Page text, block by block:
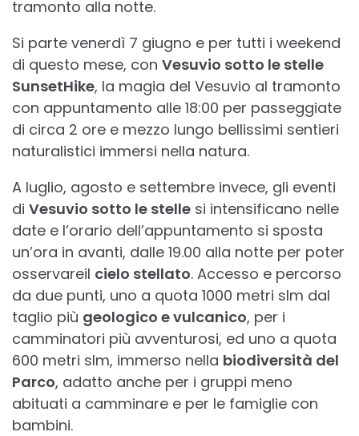
tramonto alla notte.
Si parte venerdì 7 giugno e per tutti i weekend
di questo mese, con Vesuvio sotto le stelle
SunsetHike, la magia del Vesuvio al tramonto
con appuntamento alle 18:00 per passeggiate
di circa 2 ore e mezzo lungo bellissimi sentieri
naturalistici immersi nella natura.
A luglio, agosto e settembre invece, gli eventi
di Vesuvio sotto le stelle si intensificano nelle
date e l’orario dell’appuntamento si sposta
un’ora in avanti, dalle 19.00 alla notte per poter
osservareil cielo stellato. Accesso e percorso
da due punti, uno a quota 1000 metri slm dal
taglio più geologico e vulcanico, per i
camminatori più avventurosi, ed uno a quota
600 metri slm, immerso nella biodiversità del
Parco, adatto anche per i gruppi meno
abituati a camminare e per le famiglie con
bambini.